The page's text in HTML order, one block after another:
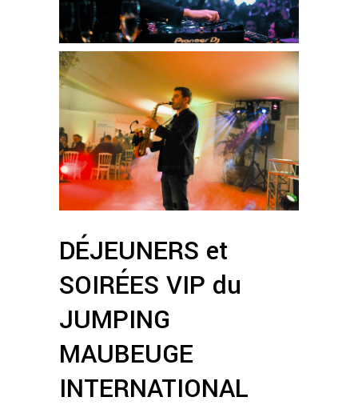
DÉJEUNERS et
SOIRÉES VIP du
JUMPING
MAUBEUGE
INTERNATIONAL